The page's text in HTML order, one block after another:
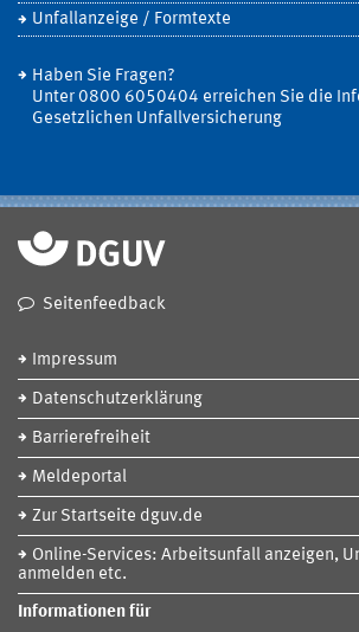
Unfallanzeige / Formtexte
Haben Sie Fragen?
Unter 0800 6050404 erreichen Sie die
Gesetzlichen Unfallversicherung
Seitenfeedback
Impressum
Datenschutzerklärung
Barrierefreiheit
Meldeportal
Zur Startseite dguv.de
Online-Services: Arbeitsunfall anzeigen,
anmelden etc.
Informationen für